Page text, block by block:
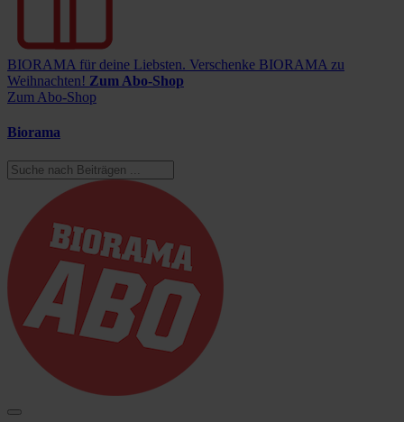
BIORAMA für deine Liebsten. Verschenke BIORAMA zu
Weihnachten! Zum Abo-Shop
Zum Abo-Shop
Biorama